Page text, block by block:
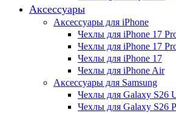
Аксессуары
Аксессуары для iPhone
Чехлы для iPhone 17
Чехлы для iPhone 17
Чехлы для iPhone 17
Чехлы для iPhone Air
Аксессуары для Samsung
Чехлы для Galaxy S26
Чехлы для Galaxy S26